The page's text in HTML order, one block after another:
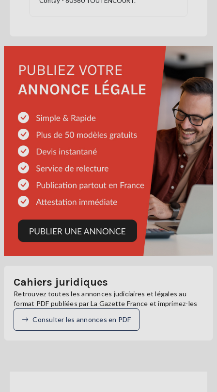
Cahiers juridiques
Retrouvez toutes les annonces judiciaires et légales au
format PDF publiées par La Gazette France et imprimez-les
Consulter les annonces en PDF